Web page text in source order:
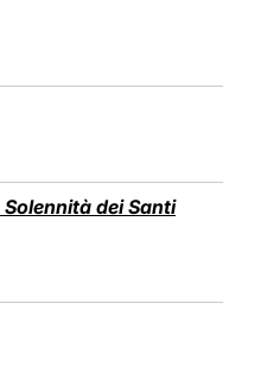
Solennità dei Santi